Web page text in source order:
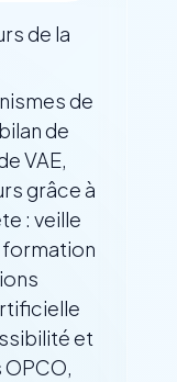
de la
de
de
VAE,
grâce à
: veille
formation
et